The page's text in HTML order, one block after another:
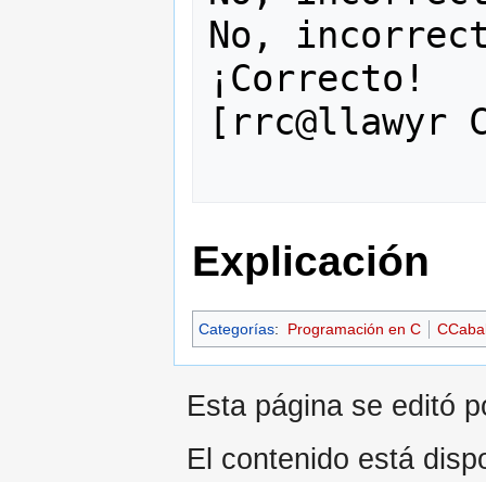
No,
¡Correcto!
[rrc@llawyr
Explicación
Categorías: Programación en C
Esta página se editó
El contenido está